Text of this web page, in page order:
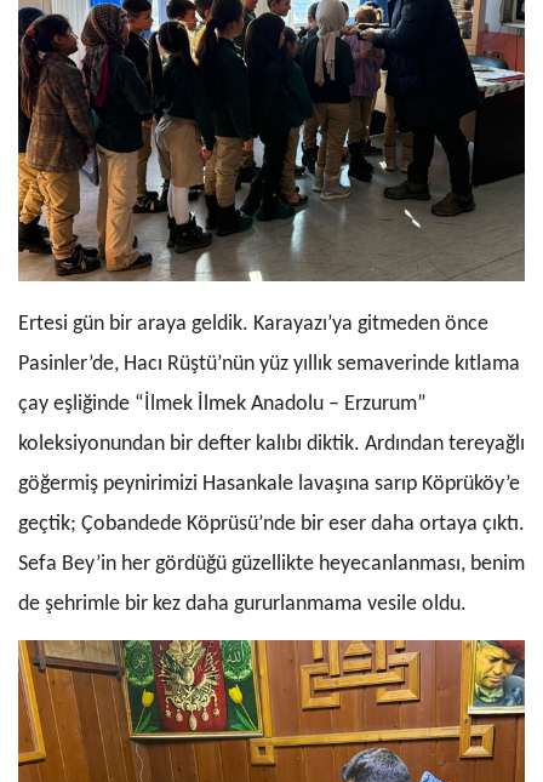
Ertesi gün bir araya geldik. Karayazı’ya gitmeden önce
Pasinler’de, Hacı Rüştü’nün yüz yıllık semaverinde kıtlama
çay eşliğinde “İlmek İlmek Anadolu – Erzurum”
koleksiyonundan bir defter kalıbı diktik. Ardından tereyağlı
göğermiş peynirimizi Hasankale lavaşına sarıp Köprüköy’e
geçtik; Çobandede Köprüsü’nde bir eser daha ortaya çıktı.
Sefa Bey’in her gördüğü güzellikte heyecanlanması, benim
de şehrimle bir kez daha gururlanmama vesile oldu.